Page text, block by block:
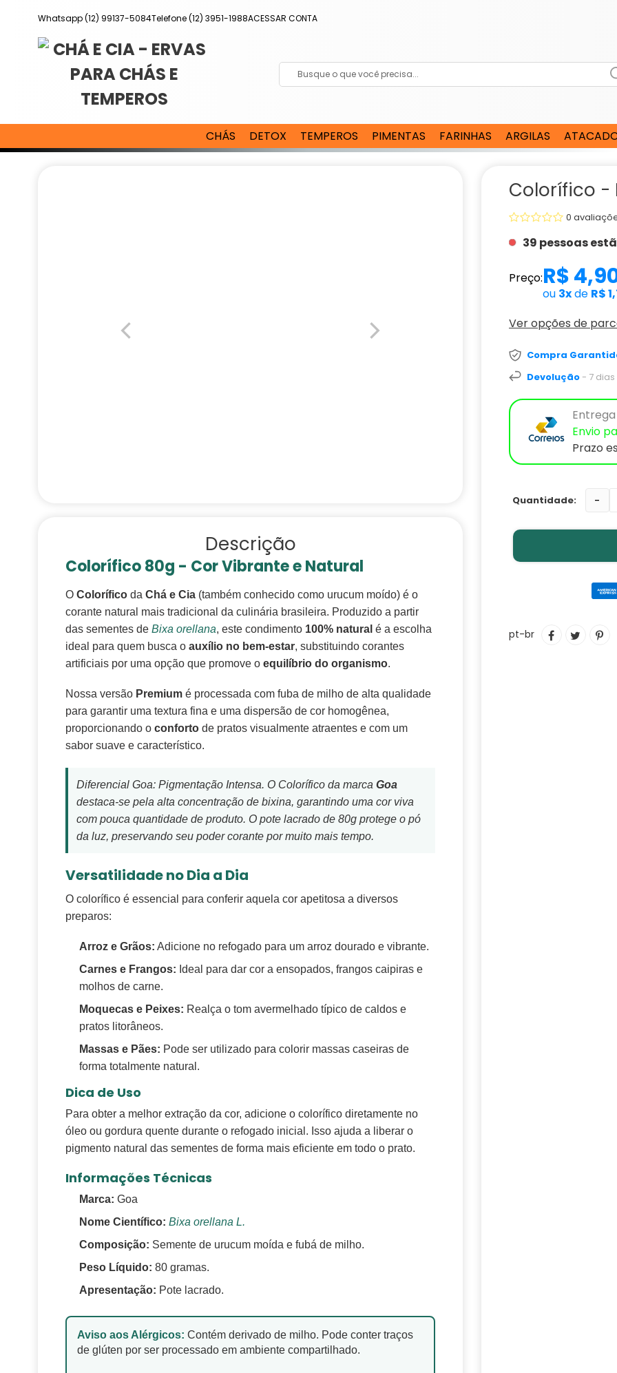
Whatsapp (12) 99137-5084Telefone (12) 3951-1988ACESSAR CONTA
CHÁS DETOX TEMPEROS PIMENTAS FARINHAS ARGILAS
Colorífico -
0
39 pessoas
Preço:R$
ou 3xde R$
Ver opções de
Compra
Devolução - 7
Envio
Prazo
-
o
pt-br TUITAR
Descrição
Colorífico 80g - Cor Vibrante e Natural
O Colorífico da Chá e Cia (também conhecido como urucum moído) é o
corante natural mais tradicional da culinária brasileira. Produzido a partir
das sementes de Bixa orellana, este condimento 100% natural é a escolha
ideal para quem busca o auxílio no bem-estar, substituindo corantes
artificiais por uma opção que promove o equilíbrio do organismo.
Nossa versão Premium é processada com fuba de milho de alta qualidade
para garantir uma textura fina e uma dispersão de cor homogênea,
proporcionando o conforto de pratos visualmente atraentes e com um
sabor suave e característico.
Diferencial Goa: Pigmentação Intensa. O Colorífico da marca Goa
destaca-se pela alta concentração de bixina, garantindo uma cor viva
com pouca quantidade de produto. O pote lacrado de 80g protege o pó
da luz, preservando seu poder corante por muito mais tempo.
Versatilidade no Dia a Dia
O colorífico é essencial para conferir aquela cor apetitosa a diversos
preparos:
Arroz e Grãos: Adicione no refogado para um arroz dourado e vibrante.
Carnes e Frangos: Ideal para dar cor a ensopados, frangos caipiras e
molhos de carne.
Moquecas e Peixes: Realça o tom avermelhado típico de caldos e
pratos litorâneos.
Massas e Pães: Pode ser utilizado para colorir massas caseiras de
forma totalmente natural.
Dica de Uso
Para obter a melhor extração da cor, adicione o colorífico diretamente no
óleo ou gordura quente durante o refogado inicial. Isso ajuda a liberar o
pigmento natural das sementes de forma mais eficiente em todo o prato.
Informações Técnicas
Marca: Goa
Nome Científico: Bixa orellana L.
Composição: Semente de urucum moída e fubá de milho.
Peso Líquido: 80 gramas.
Apresentação: Pote lacrado.
Aviso aos Alérgicos: Contém derivado de milho. Pode conter traços
de glúten por ser processado em ambiente compartilhado.